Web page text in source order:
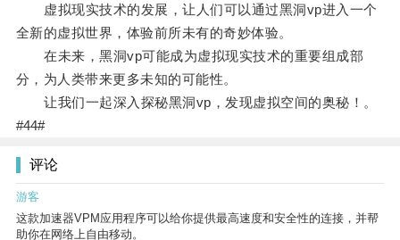
虚拟现实技术的发展，让人们可以通过黑洞vp进入一个
全新的虚拟世界，体验前所未有的奇妙体验。
在未来，黑洞vp可能成为虚拟现实技术的重要组成部
分，为人类带来更多未知的可能性。
让我们一起深入探秘黑洞vp，发现虚拟空间的奥秘！。
#44#
评论
游客
这款加速器VPM应用程序可以给你提供最高速度和安全性的连接，并帮
助你在网络上自由移动。